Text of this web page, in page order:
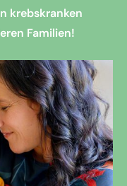
krebskranken
Familien!